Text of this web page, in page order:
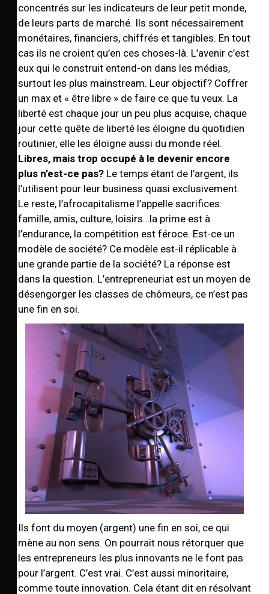
concentrés sur les indicateurs de leur petit monde,
de leurs parts de marché. Ils sont nécessairement
monétaires, financiers, chiffrés et tangibles. En tout
cas ils ne croient qu’en ces choses-là. L’avenir c’est
eux qui le construit entend-on dans les médias,
surtout les plus mainstream. Leur objectif? Coffrer
un max et « être libre » de faire ce que tu veux. La
liberté est chaque jour un peu plus acquise, chaque
jour cette quête de liberté les éloigne du quotidien
routinier, elle les éloigne aussi du monde réel.
Libres, mais trop occupé à le devenir encore
plus n’est-ce pas? Le temps étant de l’argent, ils
l’utilisent pour leur business quasi exclusivement.
Le reste, l’afrocapitalisme l’appelle sacrifices:
famille, amis, culture, loisirs…la prime est à
l’endurance, la compétition est féroce. Est-ce un
modèle de société? Ce modèle est-il réplicable à
une grande partie de la société? La réponse est
dans la question. L’entrepreneuriat est un moyen de
désengorger les classes de chômeurs, ce n’est pas
une fin en soi.
Ils font du moyen (argent) une fin en soi, ce qui
mène au non sens. On pourrait nous rétorquer que
les entrepreneurs les plus innovants ne le font pas
pour l’argent. C’est vrai. C’est aussi minoritaire,
comme toute innovation. Cela étant dit en résolvant